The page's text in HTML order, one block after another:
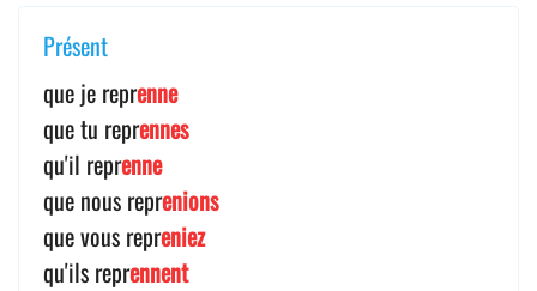
Présent
que je reprenne
que tu reprennes
qu'il reprenne
que nous reprenions
que vous repreniez
qu'ils reprennent